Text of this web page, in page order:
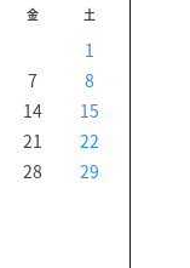
金 土
1
7
8
14
15
21
22
28
29